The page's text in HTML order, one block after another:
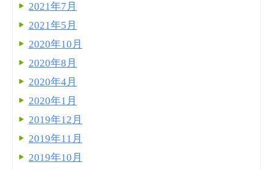
2021年7月
2021年5月
2020年10月
2020年8月
2020年4月
2020年1月
2019年12月
2019年11月
2019年10月